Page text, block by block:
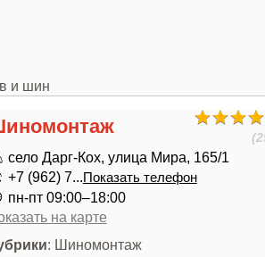
и шин
село Дарг-Кох, улица Мира, 165/1
+7 (962) 7...Показать телефон
пн-пт 09:00–18:00
на карте
: Шиномонтаж